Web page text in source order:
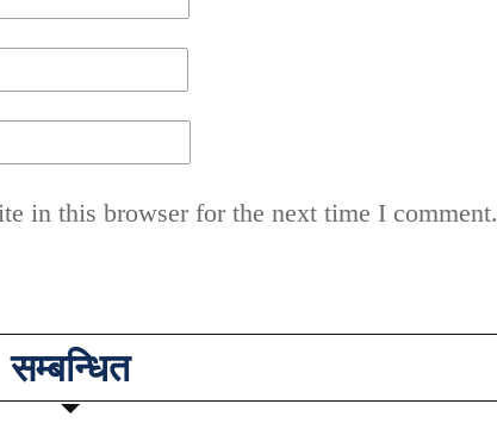
in this browser for the next time I comment.
सम्बन्धित